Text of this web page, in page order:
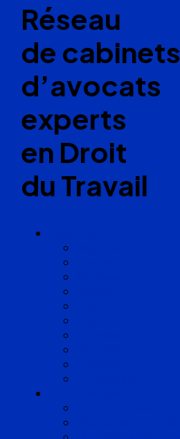
Réseau
de cabinets
d’avocats
experts
en Droit
du Travail